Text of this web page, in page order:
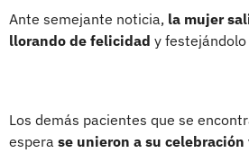
Ante semejante noticia, la mujer
llorando de felicidad y
Los demás pacientes que se
espera se unieron a su